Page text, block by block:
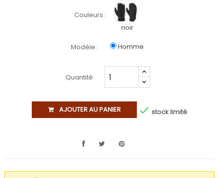
Couleurs :
noir
Modéle : Homme
Quantité
AJOUTER AU PANIER  stock limité